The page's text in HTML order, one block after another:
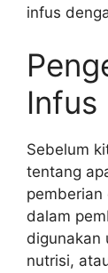
infus
Infus
Sebelum
tentang
pemberian
dalam
digunakan
nutrisi,